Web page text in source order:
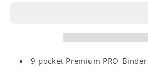
9-pocket Premium PRO-